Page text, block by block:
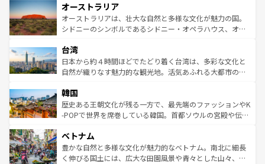
部のニューオーリンズでは、音楽と美食が融合した独特の
文化が魅力。旅行者はアメリカの各地域で異なる魅力を楽
しみながら、その多様性と豊かな歴史を感じることができ
ならではの贅沢な旅のスタイルだ。 なお、新着のアメリカ
情報はコンテンツ一覧を参照してほしい。
ワイ島は見逃せない。また、定番の観光地といえばオアフ
島だが、静かな自然を求めるならマウイ島やカウアイ島が
おすすめ。エメラルドグリーンに輝く海をはじめ、豊かな
れるおもてなしの心で訪れる人々を迎えてくれるハワイの
人々、おいしいローカルフードやハワイアンミュージッ
ク、伝統的なフラダンスなど、すべてがハワイの魅力を彩
ワイを、存分に味わってほしい。 なお、新着のハワイ情報
はコンテンツ一覧を参照してほしい。
オーストラリア
オーストラリアは、壮大な自然と多様な文化が魅力の国。
シドニーのシンボルであるシドニー・オペラハウス、オー
リアリーフや大陸中央部にそびえるウルル（エアーズロッ
ク）、タスマニアの美しい原生林やケアンズの熱帯雨林な
ど、見どころがたくさん。また、カフェやワイン、オージ
いる。アクティビティも充実しており、サーフィンやダイ
ビング、ハイキングなど、アウトドア好きにはたまらな
い。オーストラリアの多彩な魅力を存分に味わいつくそ
参照してほしい。
台湾
日本から約４時間ほどでたどり着く台湾は、多彩な文化と
自然が織りなす魅力的な観光地。活気あふれる大都市の台
ン）、静ひつな山岳地帯である台湾東部など、都市の喧騒
と山間の静けさが共存しており、訪れる人に新しい発見と
驚きをもたらしてくれる。また、奥深い台湾の食文化も魅
容にもいいと評判のスイーツなど、バラエティ豊かな料理
が味わえる。 なお、新着の台湾情報は コンテンツ一覧を参
照してほしい。
韓国
歴史ある王朝文化が残る一方で、最先端のファッションやK
-POPで世界を席巻している韓国。首都ソウルの宮殿や伝統
き、地方に足を延ばせば四季折々の自然美を楽しむことが
できる。そして、キムチや焼肉、絶品のストリートフード
まで、さまざまな韓国料理が待っている。夜には、韓国な
ベトナム
豊かな自然と多様な文化が魅力的なベトナム。南北に細長
く伸びる国土には、広大な田園風景や青々とした山々、世